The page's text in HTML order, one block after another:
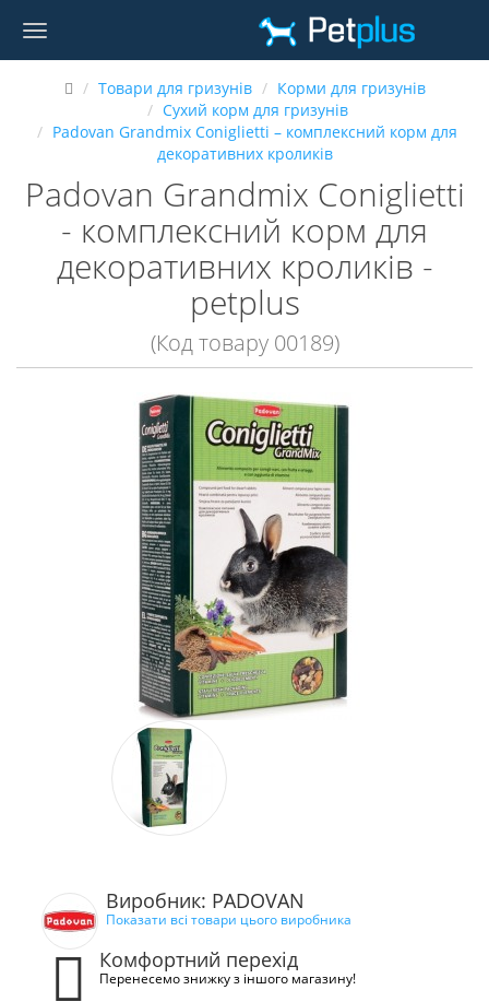
Товари для гризунів
Корми для гризунів
Сухий корм для гризунів
Padovan Grandmix Coniglietti – комплексний корм для
декоративних кроликів
Padovan Grandmix Coniglietti
- комплексний корм для
декоративних кроликів -
petplus
(Код товару 00189)
Виробник: PADOVAN
Показати всі товари цього виробника
Комфортний перехід
Перенесемо знижку з іншого магазину!